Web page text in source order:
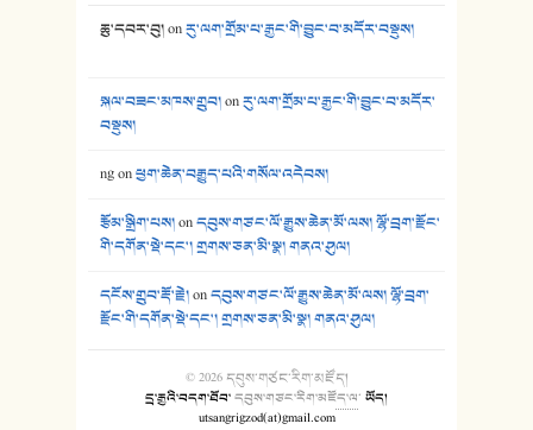
ཆུ་དབར་བུ།onརུ་ལག་གྲོམ་པ་རྒྱང་གི་བྱུང་བ་མདོར་བསྡུས།
སྐལ་བཟང་མཁས་གྲུབ།onརུ་ལག་གྲོམ་པ་རྒྱང་གི་བྱུང་བ་མདོར་
བསྡུས།
ngonཕྱག་ཆེན་བརྒྱུད་པའི་གསོལ་འདེབས།
རྩོམ་སྒྲིག་པས།onདབུས་གཙང་ལོ་རྒྱུས་ཆེན་མོ་ལས། ལྷོ་བྲག་རྫོང་
གི་དགོན་སྡེ་དང་། གྲགས་ཅན་མི་སྣ། གནའ་ཤུལ།
དངོས་གྲུབ་རྡོ་རྗེ།onདབུས་གཙང་ལོ་རྒྱུས་ཆེན་མོ་ལས། ལྷོ་བྲག་
རྫོང་གི་དགོན་སྡེ་དང་། གྲགས་ཅན་མི་སྣ། གནའ་ཤུལ།
© 2026 དབུས་གཙང་རིག་མཛོད།
དྲ་རྒྱའི་བདག་ཐོབ་དབུས་གཙང་རིག་མཛོད་ལ་ ཡོད།
utsangrigzod(at)gmail.com